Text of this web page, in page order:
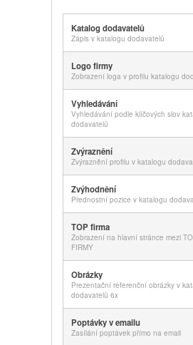
Katalog dodavatelů
Zápis v katalogu dodavatelů
Logo firmy
Zobrazení loga v profilu katalogu
Vyhledávání
Vyhledávání podle klíčových slov
dodavatelů
Zvýraznění
Zvýraznění profilu v katalogu
Zvýhodnění
Přednostní pozice v katalogu
TOP firma
Zobrazení na hlavní stránce mezi
FIRMY
Obrázky
Prezentační referenční obrázky v
dodavatelů 6x
Poptávky v emailu
Zasílání poptávek přímo na email